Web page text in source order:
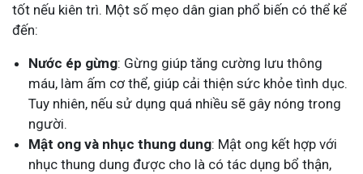
tốt nếu kiên trì. Một số mẹo dân gian phổ biến có thể kể
đến:
Nước ép gừng: Gừng giúp tăng cường lưu thông
máu, làm ấm cơ thể, giúp cải thiện sức khỏe tình dục.
Tuy nhiên, nếu sử dụng quá nhiều sẽ gây nóng trong
người.
Mật ong và nhục thung dung: Mật ong kết hợp với
nhục thung dung được cho là có tác dụng bổ thận,